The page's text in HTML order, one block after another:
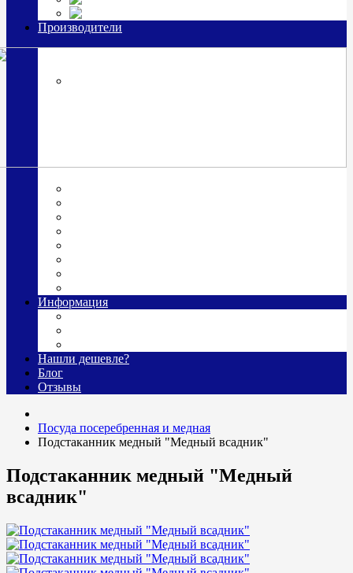
Производители
Информация
Нашли дешевле?
Блог
Отзывы
Посуда посеребренная и медная
Подстаканник медный "Медный всадник"
Подстаканник медный "Медный
всадник"